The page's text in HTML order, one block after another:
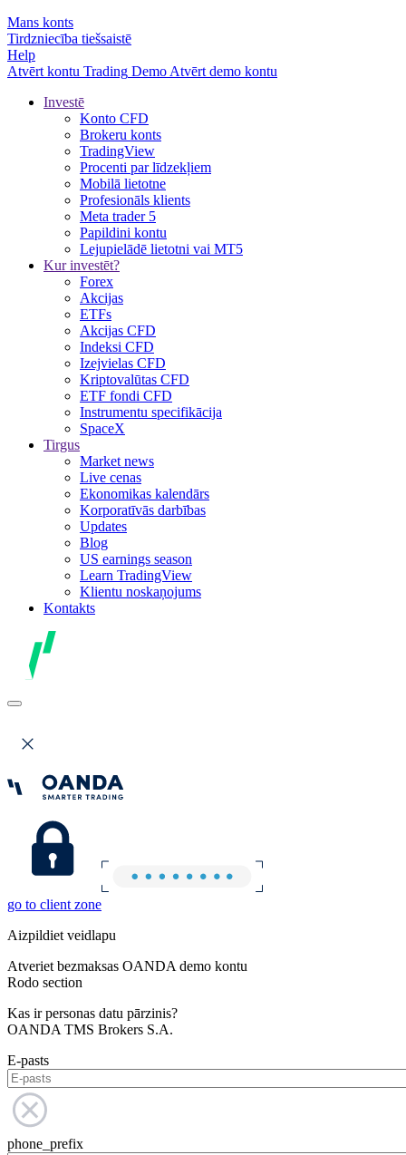
Mans konts
Tirdzniecība tiešsaistē
Help
Atvērt kontu Trading Demo Atvērt demo kontu
Investē
Konto CFD
Brokeru konts
TradingView
Procenti par līdzekļiem
Mobilā lietotne
Profesionāls klients
Meta trader 5
Papildini kontu
Lejupielādē lietotni vai MT5
Kur investēt?
Forex
Akcijas
ETFs
Akcijas CFD
Indeksi CFD
Izejvielas CFD
Kriptovalūtas CFD
ETF fondi CFD
Instrumentu specifikācija
SpaceX
Tirgus
Market news
Live cenas
Ekonomikas kalendārs
Korporatīvās darbības
Updates
Blog
US earnings season
Learn TradingView
Klientu noskaņojums
Kontakts
go to client zone
Aizpildiet veidlapu
Atveriet bezmaksas OANDA demo kontu
Rodo section
Kas ir personas datu pārzinis?
OANDA TMS Brokers S.A.
E-pasts
phone_prefix